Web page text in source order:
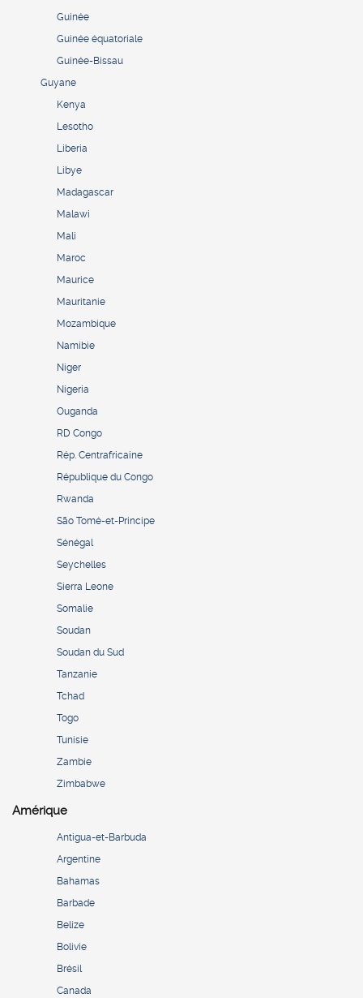
Guinée
Guinée équatoriale
Guinée-Bissau
Guyane
Kenya
Lesotho
Liberia
Libye
Madagascar
Malawi
Mali
Maroc
Maurice
Mauritanie
Mozambique
Namibie
Niger
Nigeria
Ouganda
RD Congo
Rép. Centrafricaine
République du Congo
Rwanda
São Tomé-et-Principe
Sénégal
Seychelles
Sierra Leone
Somalie
Soudan
Soudan du Sud
Tanzanie
Tchad
Togo
Tunisie
Zambie
Zimbabwe
Amérique
Antigua-et-Barbuda
Argentine
Bahamas
Barbade
Belize
Bolivie
Brésil
Canada